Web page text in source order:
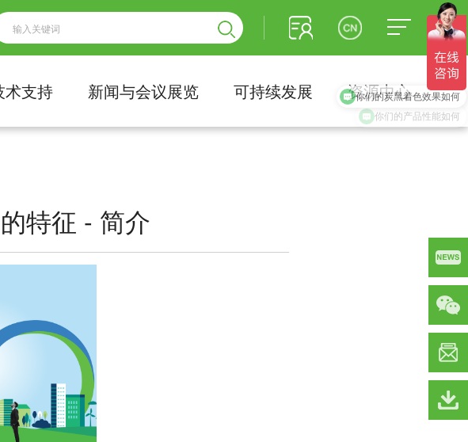
术支持 新闻与会议展览 可持续发展 资源中心
特征 - 简介
你们的炭黑着色效果如何